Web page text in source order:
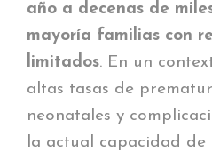
año a decenas de
mayoría familias con
limitados. En un
altas tasas de
neonatales y
la actual capacidad de